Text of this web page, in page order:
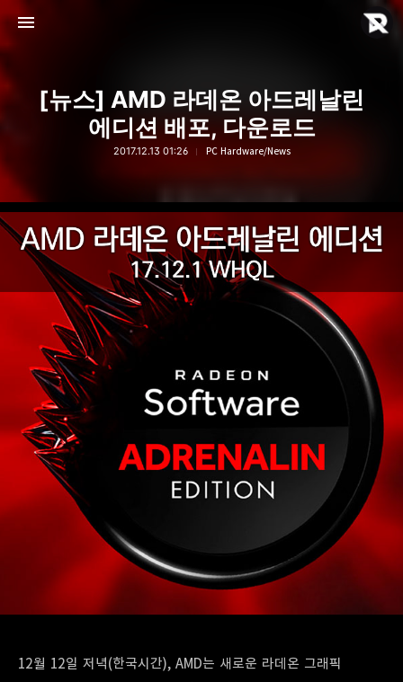
[뉴스] AMD 라데온 아드레날린
에디션 배포, 다운로드
2017.12.13 01:26 PC Hardware/News
12월 12일 저녁(한국시간), AMD는 새로운 라데온 그래픽
Rebyte Hardware